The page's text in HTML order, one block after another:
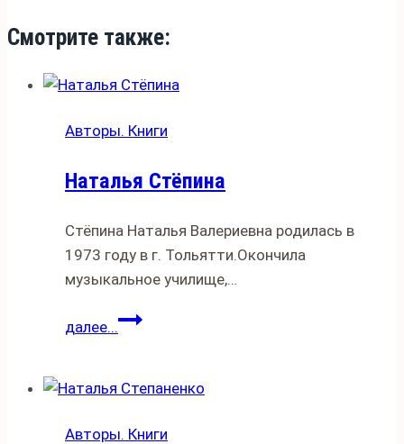
Смотрите также:
Авторы. Книги
Наталья Стёпина
Стёпина Наталья Валериевна родилась в
1973 году в г. Тольятти.Окончила
музыкальное училище,…
далее...Наталья
Авторы. Книги